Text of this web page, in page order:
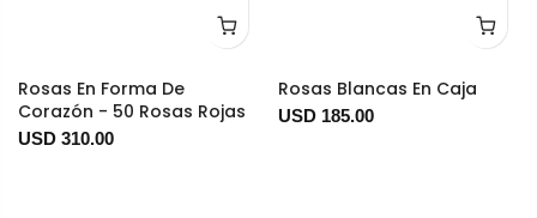
Rosas En Forma De
Corazón - 50 Rosas Rojas
USD 310.00
Rosas Blancas En Caja
USD 185.00